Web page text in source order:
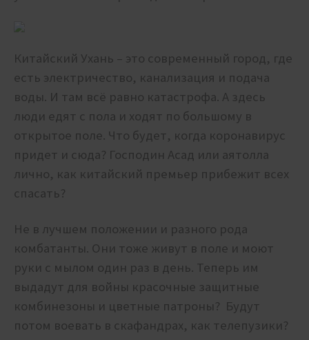
Китайский Ухань – это современный город, где
есть электричество, канализация и подача
воды. И там всё равно катастрофа. А здесь
люди едят с пола и ходят по большому в
открытое поле. Что будет, когда коронавирус
придет и сюда? Господин Асад или аятолла
лично, как китайский премьер прибежит всех
спасать?
Не в лучшем положении и разного рода
комбатанты. Они тоже живут в поле и моют
руки с мылом один раз в день. Теперь им
выдадут для войны красочные защитные
комбинезоны и цветные патроны? Будут
потом воевать в скафандрах, как телепузики?